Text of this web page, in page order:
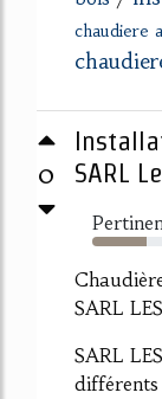
chaudiere
0
SARL
66%
SARL
SARL